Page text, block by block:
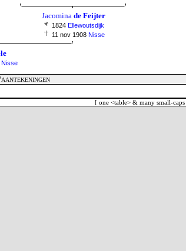
Jacomina de Feijter
1824 Ellewoutsdijk
11 nov 1908 Nisse
Nisse
[ one <table> & many small-caps